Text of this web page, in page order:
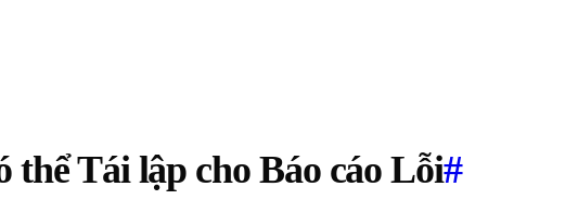
Tái lập cho Báo cáo Lỗi#